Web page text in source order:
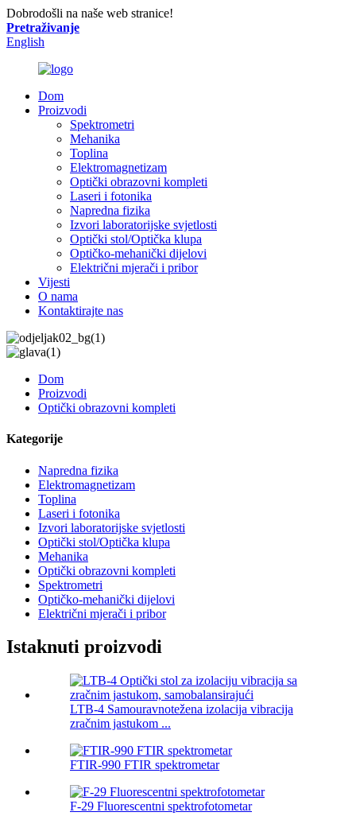
Dobrodošli na naše web stranice!
Pretraživanje
English
Dom
Proizvodi
Spektrometri
Mehanika
Toplina
Elektromagnetizam
Optički obrazovni kompleti
Laseri i fotonika
Napredna fizika
Izvori laboratorijske svjetlosti
Optički stol/Optička klupa
Optičko-mehanički dijelovi
Električni mjerači i pribor
Vijesti
O nama
Kontaktirajte nas
Dom
Proizvodi
Optički obrazovni kompleti
Kategorije
Napredna fizika
Elektromagnetizam
Toplina
Laseri i fotonika
Izvori laboratorijske svjetlosti
Optički stol/Optička klupa
Mehanika
Optički obrazovni kompleti
Spektrometri
Optičko-mehanički dijelovi
Električni mjerači i pribor
Istaknuti proizvodi
LTB-4 Samouravnotežena izolacija vibracija
zračnim jastukom ...
FTIR-990 FTIR spektrometar
F-29 Fluorescentni spektrofotometar